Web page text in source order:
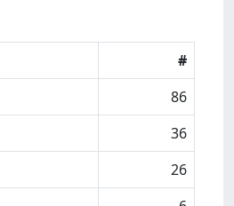
#
86
36
26